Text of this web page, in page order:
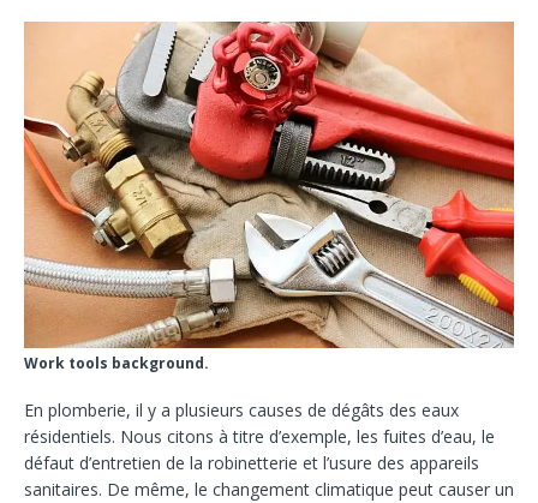
Work tools background.
En plomberie, il y a plusieurs causes de dégâts des eaux
résidentiels. Nous citons à titre d’exemple, les fuites d’eau, le
défaut d’entretien de la robinetterie et l’usure des appareils
sanitaires. De même, le changement climatique peut causer un